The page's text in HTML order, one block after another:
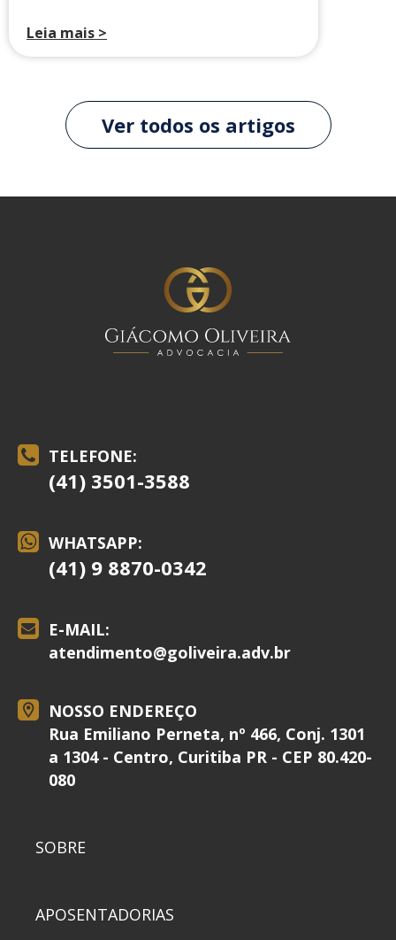
Leia mais >
Ver todos os artigos
TELEFONE:
(41) 3501-3588
WHATSAPP:
(41) 9 8870-0342
E-MAIL:
atendimento@goliveira.adv.br
NOSSO ENDEREÇO
Rua Emiliano Perneta, nº 466, Conj. 1301
a 1304 - Centro, Curitiba PR - CEP 80.420-
080
SOBRE
APOSENTADORIAS